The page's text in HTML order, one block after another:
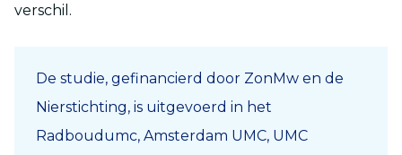
verschil.
De studie, gefinancierd door ZonMw en de
Nierstichting, is uitgevoerd in het
Radboudumc, Amsterdam UMC, UMC